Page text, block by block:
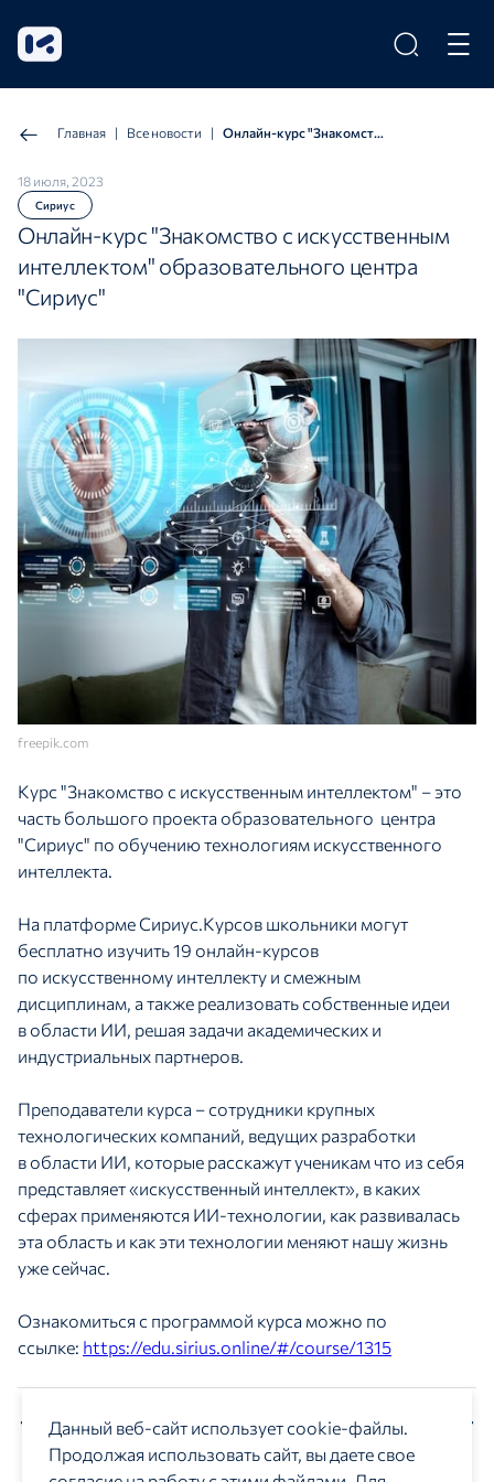
Сириус
Онлайн-курс "Знакомство с искусственным
интеллектом" образовательного центра
"Сириус"
18 июля, 2023
Главная | Все новости | Онлайн-курс "Знакомство с искусственным интеллектом" образовательного центра "Сириус"
freepik.com
Курс "Знакомство с искусственным интеллектом" – это
часть большого проекта образовательного центра
"Сириус" по обучению технологиям искусственного
интеллекта.
На платформе Сириус.Курсов школьники могут
бесплатно изучить 19 онлайн-курсов
по искусственному интеллекту и смежным
дисциплинам, а также реализовать собственные идеи
в области ИИ, решая задачи академических и
индустриальных партнеров.
Преподаватели курса – сотрудники крупных
технологических компаний, ведущих разработки
в области ИИ, которые расскажут ученикам что из себя
представляет «искусственный интеллект», в каких
сферах применяются ИИ-технологии, как развивалась
эта область и как эти технологии меняют нашу жизнь
уже сейчас.
Ознакомиться с программой курса можно по
ссылке: https://edu.sirius.online/#/course/1315
Предыдущая новость Следующая новость
Данный веб-сайт использует cookie-файлы.
Продолжая использовать сайт, вы даете свое